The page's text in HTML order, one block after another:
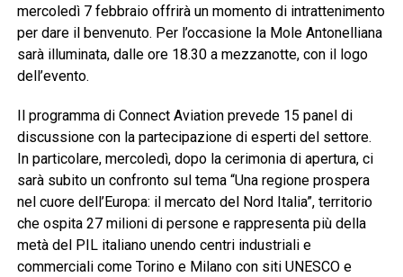
mercoledì 7 febbraio offrirà un momento di intrattenimento
per dare il benvenuto. Per l’occasione la Mole Antonelliana
sarà illuminata, dalle ore 18.30 a mezzanotte, con il logo
dell’evento.
Il programma di Connect Aviation prevede 15 panel di
discussione con la partecipazione di esperti del settore.
In particolare, mercoledì, dopo la cerimonia di apertura, ci
sarà subito un confronto sul tema “Una regione prospera
nel cuore dell’Europa: il mercato del Nord Italia”, territorio
che ospita 27 milioni di persone e rappresenta più della
metà del PIL italiano unendo centri industriali e
commerciali come Torino e Milano con siti UNESCO e